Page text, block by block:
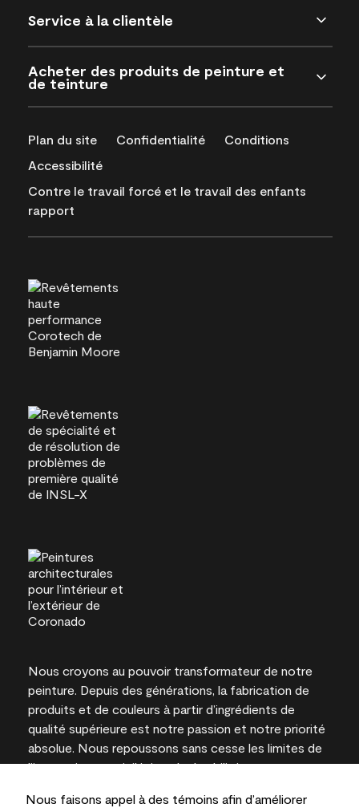
Nous faisons appel à des témoins afin d’améliorer
Service à la clientèle
Acheter des produits de peinture et
de teinture
Plan du site Confidentialité
Conditions
Accessibilité
Contre le travail forcé et le travail des enfants
rapport
Nous croyons au pouvoir transformateur de notre
peinture. Depuis des générations, la fabrication de
produits et de couleurs à partir d’ingrédients de
qualité supérieure est notre passion et notre priorité
absolue. Nous repoussons sans cesse les limites de
l’innovation et privilégions la durabilité pour
l’expertise locale.